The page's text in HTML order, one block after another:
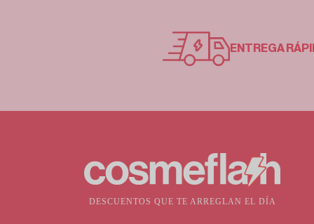
ENTREGA
DESCUENTOS QUE TE ARREGLAN EL DÍA